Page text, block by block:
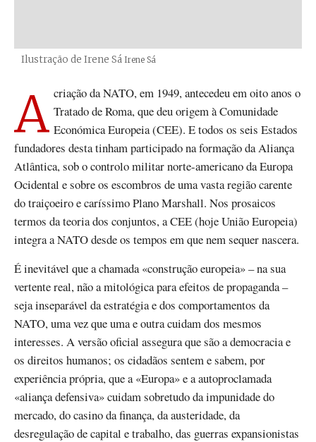
Ilustração de Irene Sá Créditos
Irene Sá
A criação da NATO, em 1949, antecedeu em oito anos o Tratado de Roma, que deu origem à Comunidade
Económica Europeia (CEE). E todos os seis Estados
fundadores desta tinham participado na formação da Aliança
Atlântica, sob o controlo militar norte-americano da Europa
Ocidental e sobre os escombros de uma vasta região carente
do traiçoeiro e caríssimo Plano Marshall. Nos prosaicos
termos da teoria dos conjuntos, a CEE (hoje União Europeia)
integra a NATO desde os tempos em que nem sequer nascera.
É inevitável que a chamada «construção europeia» – na sua
vertente real, não a mitológica para efeitos de propaganda –
seja inseparável da estratégia e dos comportamentos da
NATO, uma vez que uma e outra cuidam dos mesmos
interesses. A versão oficial assegura que são a democracia e
os direitos humanos; os cidadãos sentem e sabem, por
experiência própria, que a «Europa» e a autoproclamada
«aliança defensiva» cuidam sobretudo da impunidade do
mercado, do casino da finança, da austeridade, da
desregulação de capital e trabalho, das guerras expansionistas